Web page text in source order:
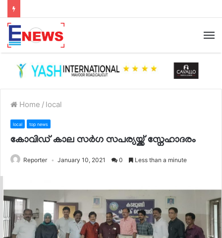
Home / local
local top news
കോവിഡ് കാല സർഗ സപര്യയ്ക്ക് സ്നേഹാദരം
Reporter January 10, 2021 0 Less than a minute